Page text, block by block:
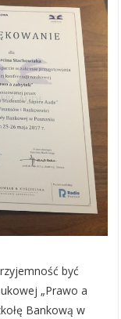
być
„Prawo a
Bankową w